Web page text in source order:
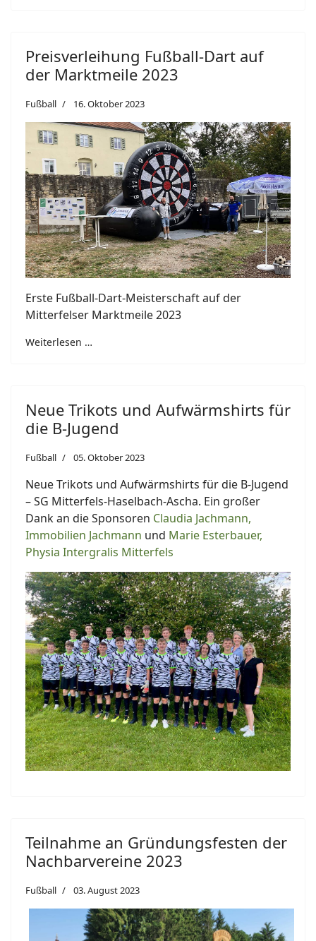
Preisverleihung Fußball-Dart auf
der Marktmeile 2023
Fußball 16. Oktober 2023
Erste Fußball-Dart-Meisterschaft auf der
Mitterfelser Marktmeile 2023
Weiterlesen …
Neue Trikots und Aufwärmshirts für
die B-Jugend
Fußball 05. Oktober 2023
Neue Trikots und Aufwärmshirts für die B-Jugend
– SG Mitterfels-Haselbach-Ascha. Ein großer
Dank an die Sponsoren Claudia Jachmann,
Immobilien Jachmann und Marie Esterbauer,
Physia Intergralis Mitterfels
Teilnahme an Gründungsfesten der
Nachbarvereine 2023
Fußball 03. August 2023